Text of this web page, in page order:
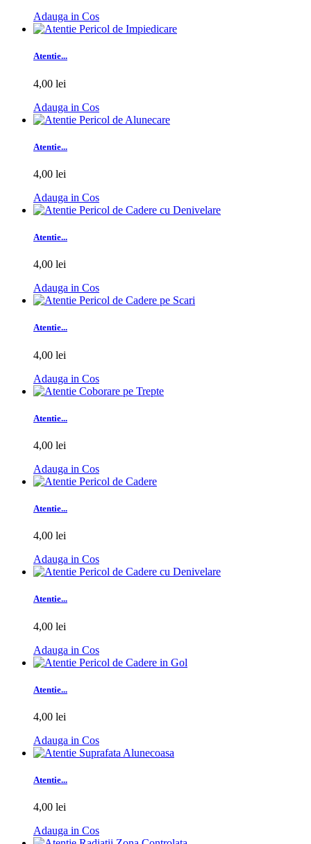
Adauga in Cos
Atentie...
4,00 lei
Adauga in Cos
Atentie...
4,00 lei
Adauga in Cos
Atentie...
4,00 lei
Adauga in Cos
Atentie...
4,00 lei
Adauga in Cos
Atentie...
4,00 lei
Adauga in Cos
Atentie...
4,00 lei
Adauga in Cos
Atentie...
4,00 lei
Adauga in Cos
Atentie...
4,00 lei
Adauga in Cos
Atentie...
4,00 lei
Adauga in Cos